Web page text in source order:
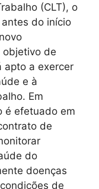
(CLT), o
do início
objetivo de
apto a exercer
e à
Em
é efetuado em
de
do
doenças
de